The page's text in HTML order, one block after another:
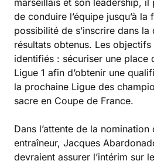
de conduire l’équipe jusqu’à
possibilité de s’inscrire dans la
résultats obtenus. Les
identifiés : sécuriser une place
Ligue 1 afin d’obtenir une
la prochaine Ligue des
sacre en Coupe de France.
Dans l’attente de la nomination
entraîneur, Jacques
devraient assurer l’intérim sur